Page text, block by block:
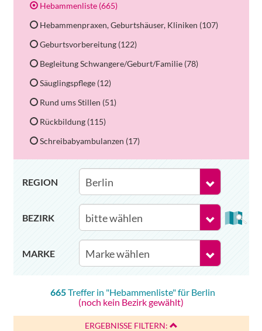
Hebammenliste (665)
Hebammenpraxen, Geburtshäuser, Kliniken (107)
Geburtsvorbereitung (122)
Begleitung Schwangere/Geburt/Familie (78)
Säuglingspflege (12)
Rund ums Stillen (51)
Rückbildung (115)
Schreibabyambulanzen (17)
REGION
BEZIRK
MARKE
665Treffer in "Hebammenliste" für Berlin
(noch kein Bezirk gewählt)
ERGEBNISSE FILTERN: